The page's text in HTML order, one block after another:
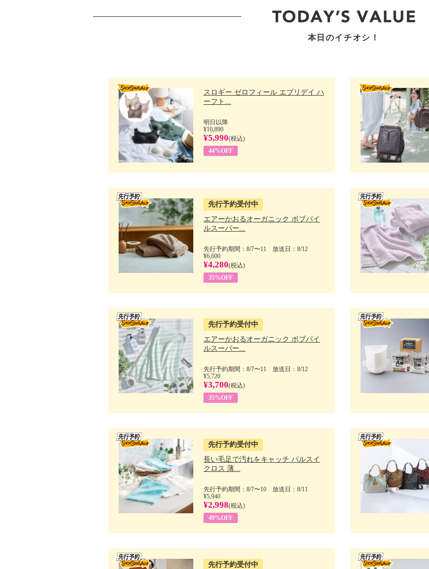
本日のイチオシ！
スロギー ゼロフィール エブリデイ ハ
ーフト...
明日以降
¥10,890
¥5,990(税込)
44%OFF
先行予約受付中
エアーかおるオーガニック ボブパイ
ルスーパー...
先行予約期間：8/7〜11 放送日：8/12
¥6,600
¥4,280(税込)
35%OFF
先行予約受付中
エアーかおるオーガニック ボブパイ
ルスーパー...
先行予約期間：8/7〜11 放送日：8/12
¥5,720
¥3,700(税込)
35%OFF
先行予約受付中
長い毛足で汚れをキャッチ パルスイ
クロス 薄...
先行予約期間：8/7〜10 放送日：8/11
¥5,940
¥2,998(税込)
49%OFF
先行予約受付中